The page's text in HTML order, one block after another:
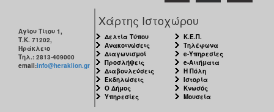
Αγίου Τίτου 1,
Τ.Κ. 71202,
Ηράκλειο
Τηλ.: 2813-409000
email:info@heraklion.gr
Χάρτης Ιστοχώρου
Δελτία Τύπου
Ανακοινώσεις
Διαγωνισμοί
Προσλήψεις
Διαβουλεύσεις
Εκδηλώσεις
Ο Δήμος
Υπηρεσίες
Κ.Ε.Π.
Τηλέφωνα
e-Υπηρεσίες
e-Αιτήματα
Η Πόλη
Ιστορία
Κνωσός
Μουσεία